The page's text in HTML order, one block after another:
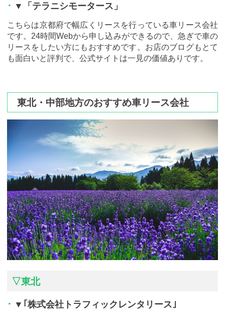
▼「テラニシモータース」
こちらは京都府で幅広くリースを行っている車リース会社
です。24時間Webから申し込みができるので、急ぎで車の
リースをしたい方にもおすすめです。お店のブログもとて
も面白いと評判で、公式サイトは一見の価値ありです。
東北・中部地方のおすすめ車リース会社
▽東北
▼｢株式会社トラフィックレンタリース｣